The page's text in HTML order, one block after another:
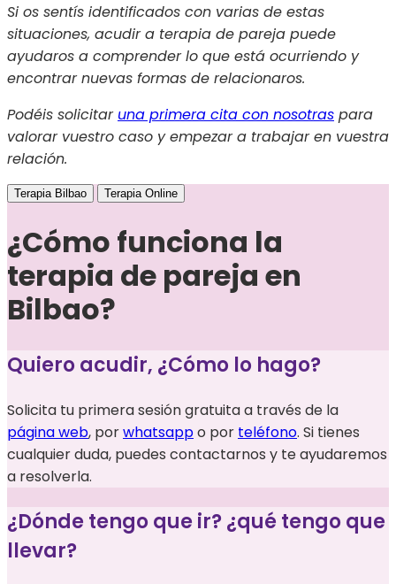
Si os sentís identificados con varias de estas
situaciones, acudir a terapia de pareja puede
ayudaros a comprender lo que está ocurriendo y
encontrar nuevas formas de relacionaros.
Podéis solicitar una primera cita con nosotras para
valorar vuestro caso y empezar a trabajar en vuestra
relación.
Terapia Bilbao Terapia Online
¿Cómo funciona la
terapia de pareja en
Bilbao?
Quiero acudir, ¿Cómo lo hago?
Solicita tu primera sesión gratuita a través de la
página web, porwhatsappo por teléfono. Si tienes
cualquier duda, puedes contactarnos y te ayudaremos
a resolverla.
¿Dónde tengo que ir? ¿qué tengo que
llevar?